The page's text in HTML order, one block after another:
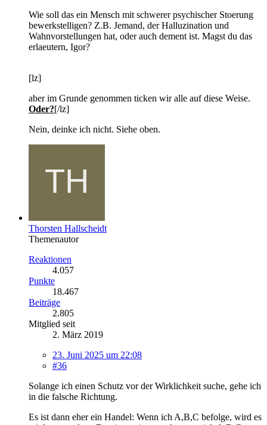
Wie soll das ein Mensch mit schwerer psychischer Stoerung
bewerkstelligen? Z.B. Jemand, der Halluzination und
Wahnvorstellungen hat, oder auch dement ist. Magst du das
erlaeutern, Igor?
[lz]
aber im Grunde genommen ticken wir alle auf diese Weise.
Oder?[/lz]
Nein, deinke ich nicht. Siehe oben.
Thorsten Hallscheidt
Themenautor
Reaktionen
4.057
Punkte
18.467
Beiträge
2.805
Mitglied seit
2. März 2019
23. Juni 2025 um 22:08
#36
Solange ich einen Schutz vor der Wirklichkeit suche, gehe ich
in die falsche Richtung.
Es ist dann eher ein Handel: Wenn ich A,B,C befolge, wird es